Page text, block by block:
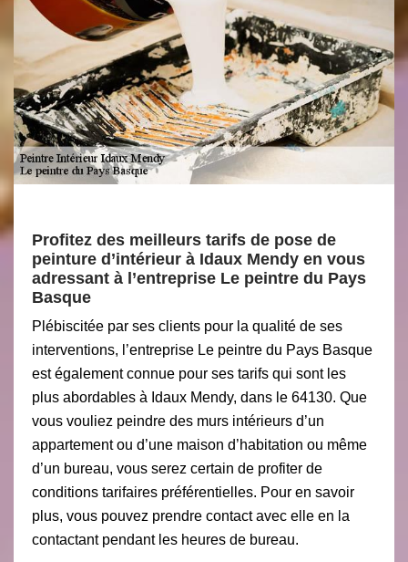
Profitez des meilleurs tarifs de pose de
peinture d’intérieur à Idaux Mendy en vous
adressant à l’entreprise Le peintre du Pays
Basque
Plébiscitée par ses clients pour la qualité de ses
interventions, l’entreprise Le peintre du Pays Basque
est également connue pour ses tarifs qui sont les
plus abordables à Idaux Mendy, dans le 64130. Que
vous vouliez peindre des murs intérieurs d’un
appartement ou d’une maison d’habitation ou même
d’un bureau, vous serez certain de profiter de
conditions tarifaires préférentielles. Pour en savoir
plus, vous pouvez prendre contact avec elle en la
contactant pendant les heures de bureau.